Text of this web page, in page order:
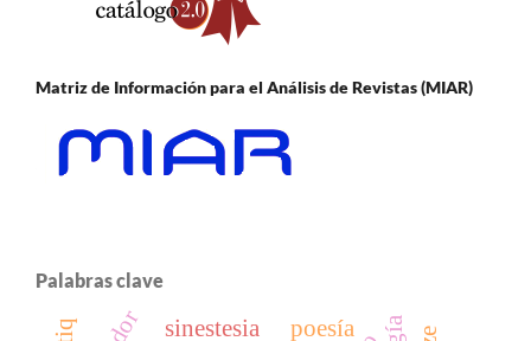
Matriz de Información para el Análisis de Revistas (MIAR)
Palabras clave
poesía
sinestesia